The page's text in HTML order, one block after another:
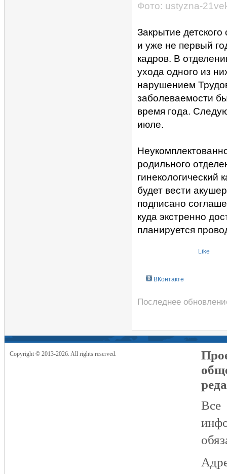
Фото: ustyzna-
Закрытие
и уже не первый
кадров. В
ухода одного из
нарушением
заболеваемости
время года.
июле.
родильного
гинекологический
будет вести
подписано
куда экстренно
планируется
Like
ВКонтакте
Последнее
Copyright © 2013-2026. All rights reserved.